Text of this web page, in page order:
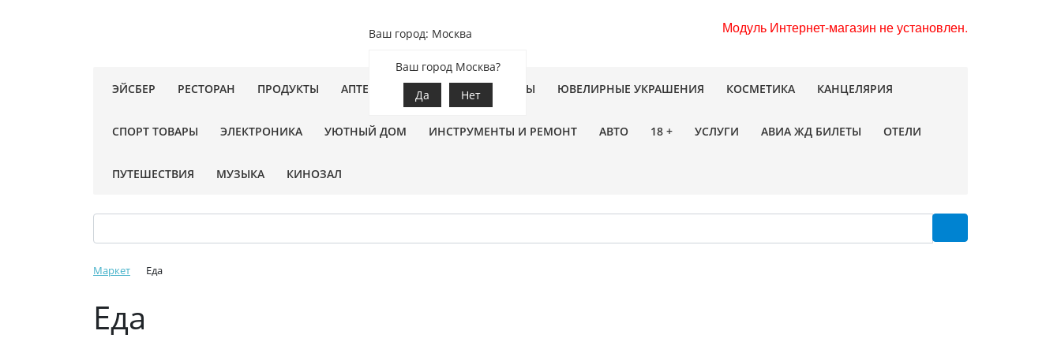
Модуль Интернет-магазин не установлен.
Ваш город: Москва
Ваш город Москва?
Да
Нет
ЭЙСБЕР РЕСТОРАН ПРОДУКТЫ АПТЕКА ЗООТОВАРЫ ЦВЕТЫ ЮВЕЛИРНЫЕ УКРАШЕНИЯ КОСМЕТИКА КАНЦЕЛЯРИЯ
СПОРТ ТОВАРЫ ЭЛЕКТРОНИКА УЮТНЫЙ ДОМ ИНСТРУМЕНТЫ И РЕМОНТ АВТО 18 + УСЛУГИ АВИА ЖД БИЛЕТЫ ОТЕЛИ
ПУТЕШЕСТВИЯ МУЗЫКА КИНОЗАЛ
Маркет Еда
Еда